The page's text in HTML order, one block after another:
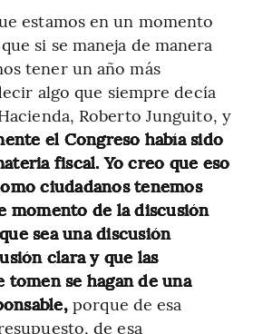
estamos en un momento
si se maneja de manera
tener un año más
algo que siempre decía
Roberto Junguito, y
el Congreso había sido
fiscal. Yo creo que eso
ciudadanos tenemos
momento de la discusión
sea una discusión
clara y que las
tomen se hagan de una
porque de esa
de esa